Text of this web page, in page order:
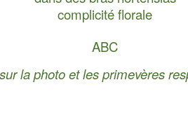
complicité florale
ABC
la photo et les primevères